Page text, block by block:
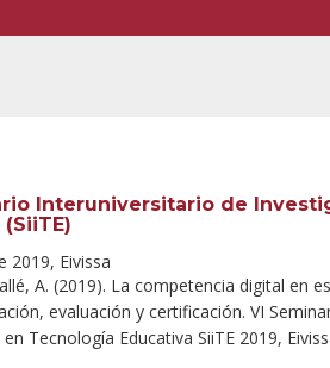
Interuniversitario de
2019, Eivissa
A. (2019). La competencia digital en
evaluación y certificación. VI
Tecnología Educativa SiiTE 2019,